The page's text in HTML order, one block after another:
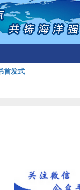
首发式